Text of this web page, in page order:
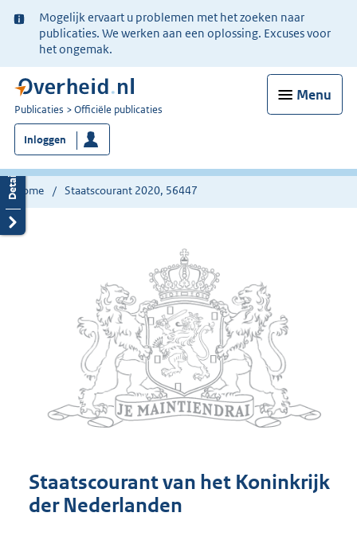
Ter
informatie:
Mogelijk ervaart u problemen met het zoeken naar
publicaties. We werken aan een oplossing. Excuses voor
het ongemak.
Menu
U
bent
nu
hier:
Publicaties Officiële publicaties
Inloggen
Home Staatscourant 2020, 56447
Staatscourant van het Koninkrijk
der Nederlanden